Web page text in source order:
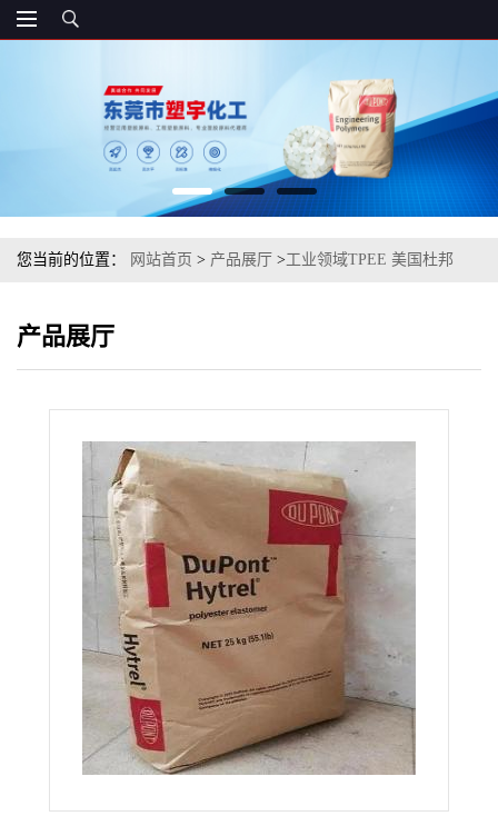
您当前的位置： 网站首页 > 产品展厅 >工业领域TPEE 美国杜邦
产品展厅